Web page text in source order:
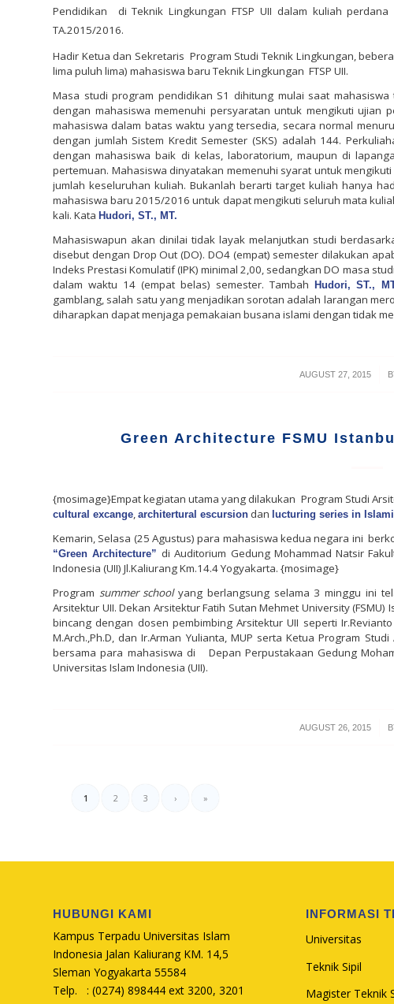
Pendidikan
di Teknik Lingkungan FTSP UII dalam kuliah
TA.2015/2016.
Hadir Ketua dan Sekretaris Program Studi Teknik Lingkungan,
lima puluh lima) mahasiswa baru Teknik Lingkungan FTSP UII.
Masa studi program pendidikan S1 dihitung mulai saat
dengan mahasiswa memenuhi persyaratan untuk mengikuti ujian
mahasiswa dalam batas waktu yang tersedia, secara normal
dengan jumlah Sistem Kredit Semester (SKS) adalah 144.
dengan mahasiswa baik di kelas, laboratorium, maupun di
pertemuan. Mahasiswa dinyatakan memenuhi syarat untuk
jumlah keseluruhan kuliah. Bukanlah berarti target kuliah hanya
mahasiswa baru 2015/2016 untuk dapat mengikuti seluruh mata
kali. Kata Hudori, ST., MT.
Mahasiswapun akan dinilai tidak layak melanjutkan studi
disebut dengan Drop Out (DO). DO4 (empat) semester dilakukan
Indeks Prestasi Komulatif (IPK) minimal 2,00, sedangkan DO masa
dalam waktu 14 (empat belas) semester. Tambah
Hudori, ST.,
gamblang, salah satu yang menjadikan sorotan adalah larangan
diharapkan dapat menjaga pemakaian busana islami dengan tidak
AUGUST 27, 2015
/
Green Architecture FSMU
{mosimage}Empat kegiatan utama yang dilakukan Program Studi
cultural excange, architertural escursion dan lucturing series in
Kemarin, Selasa (25 Agustus) para mahasiswa kedua negara ini
“Green Architecture”di Auditorium Gedung Mohammad Natsir
Indonesia (UII) Jl.Kaliurang Km.14.4 Yogyakarta. {mosimage}
Program summer schoolyang berlangsung selama 3 minggu ini
Arsitektur UII. Dekan Arsitektur Fatih Sutan Mehmet University (FSMU)
bincang dengan dosen pembimbing Arsitektur UII seperti
M.Arch.,Ph.D, dan Ir.Arman Yulianta, MUP serta Ketua Program Studi
bersama para mahasiswa di
Depan Perpustakaan Gedung
Universitas Islam Indonesia (UII).
AUGUST 26, 2015
/
1 2 3 › »
HUBUNGI KAMI
Kampus Terpadu Universitas Islam
Indonesia Jalan Kaliurang KM. 14,5
Sleman Yogyakarta 55584
Telp. : (0274) 898444 ext 3200, 3201
INFORMASI
Universitas
Teknik Sipil
Magister Teknik